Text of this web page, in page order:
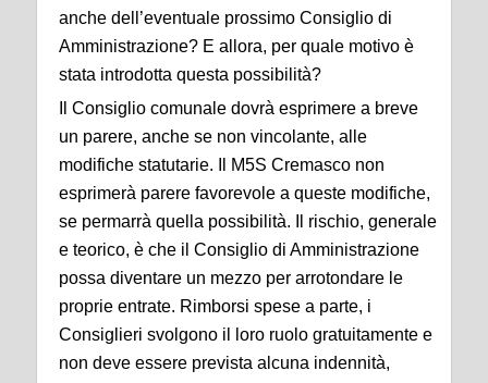
anche dell’eventuale prossimo Consiglio di
Amministrazione? E allora, per quale motivo è
stata introdotta questa possibilità?
Il Consiglio comunale dovrà esprimere a breve
un parere, anche se non vincolante, alle
modifiche statutarie. Il M5S Cremasco non
esprimerà parere favorevole a queste modifiche,
se permarrà quella possibilità. Il rischio, generale
e teorico, è che il Consiglio di Amministrazione
possa diventare un mezzo per arrotondare le
proprie entrate. Rimborsi spese a parte, i
Consiglieri svolgono il loro ruolo gratuitamente e
non deve essere prevista alcuna indennità,